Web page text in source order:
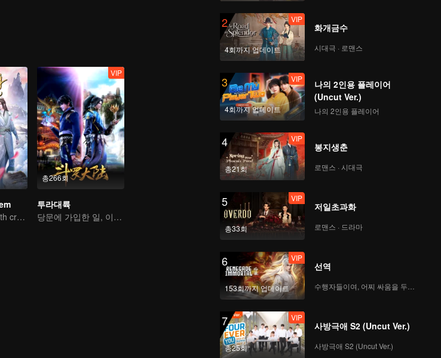
An ordinary youth crossing as a villain into the book and abusing the hero!
총266회
VIP
투라대륙
당문에 가입한 일, 이번 생에는 절대 후회하지 않으리
2
4회까지 업데이트
VIP
화개금수
시대극 · 로맨스
3
4회까지 업데이트
VIP
나의 2인용 플레이어
(Uncut Ver.)
나의 2인용 플레이어
4
총21회
VIP
봉지생춘
로맨스 · 시대극
5
총33회
VIP
저일초과화
로맨스 · 드라마
6
153회까지 업데이트
VIP
선역
7
총25회
VIP
사방극애 S2 (Uncut Ver.)
사방극애 S2 (Uncut Ver.)